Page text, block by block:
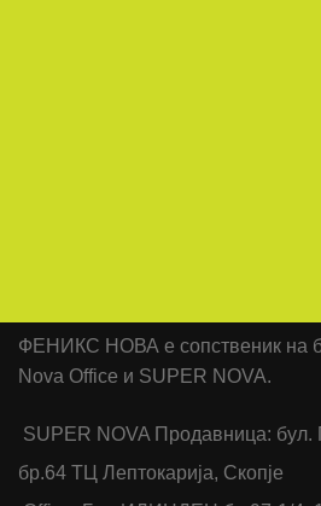
ФЕНИКС НОВА е сопственик на
Nova Office и SUPER NOVA.
SUPER NOVA Продавница: бул.
бр.64 ТЦ Лептокарија, Скопје